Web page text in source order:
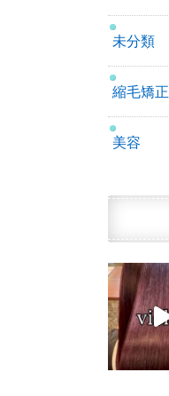
未分類
縮毛矯正
美容